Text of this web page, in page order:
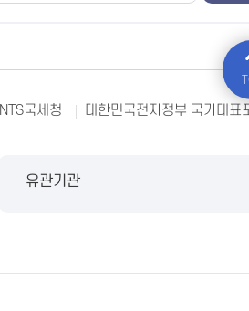
NTS국세청 대한민국전자정부 국가대표
유관기관